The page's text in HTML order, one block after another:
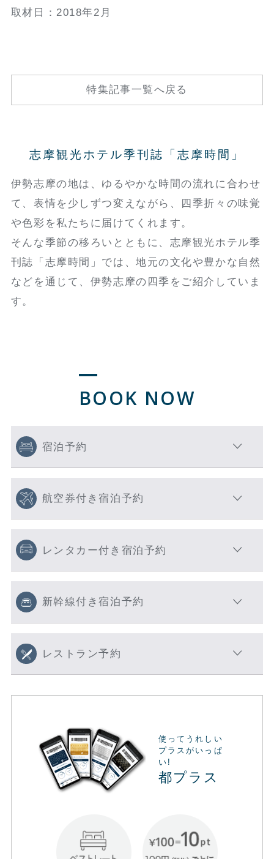
取材日：2018年2月
特集記事一覧へ戻る
志摩観光ホテル季刊誌「志摩時間」
伊勢志摩の地は、ゆるやかな時間の流れに合わせ
て、表情を少しずつ変えながら、四季折々の味覚
や色彩を私たちに届けてくれます。
そんな季節の移ろいとともに、志摩観光ホテル季
刊誌「志摩時間」では、地元の文化や豊かな自然
などを通じて、伊勢志摩の四季をご紹介していま
す。
BOOK NOW
宿泊予約
航空券付き宿泊予約
レンタカー付き宿泊予約
新幹線付き宿泊予約
レストラン予約
使ってうれしい
プラスがいっぱ
い!
都プラス